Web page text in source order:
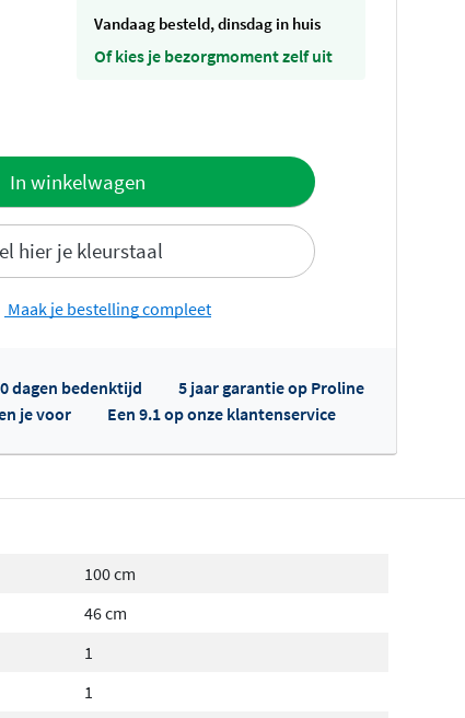
vandaag besteld, dinsdag in huis
Of kies je bezorgmoment zelf uit
In winkelwagen
hier je kleurstaal
ophalen...
Maak je bestelling compleet
dagen bedenktijd
5 jaar garantie op Proline
je voor
Een 9.1 op onze klantenservice
100 cm
46 cm
1
1